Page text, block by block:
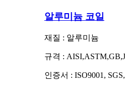
알루미늄 코일
재질 : 알루미늄
규격 :
인증서 : ISO9001,